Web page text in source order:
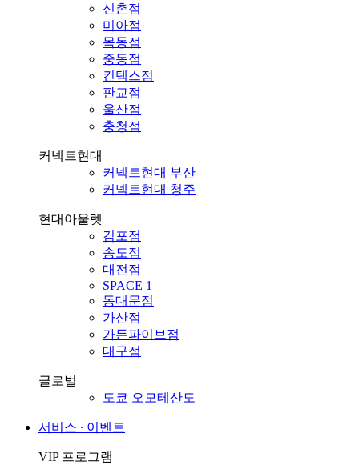
신촌점
미아점
목동점
중동점
킨텍스점
판교점
울산점
충청점
커넥트현대
커넥트현대 부산
커넥트현대 청주
현대아울렛
김포점
송도점
대전점
SPACE 1
동대문점
가산점
가든파이브점
대구점
글로벌
도쿄 오모테산도
서비스 ∙ 이벤트
VIP 프로그램